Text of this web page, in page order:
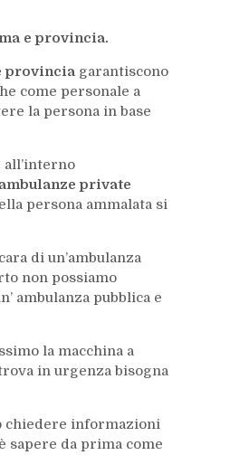
e provincia.
provincia garantiscono
come personale a
la persona in base
all’interno
ambulanze private
persona ammalata si
di un’ambulanza
non possiamo
ambulanza pubblica e
la macchina a
in urgenza bisogna
chiedere informazioni
sapere da prima come